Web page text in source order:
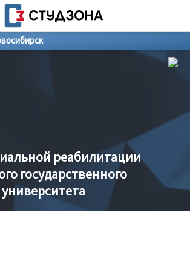
реабилитации
государственного